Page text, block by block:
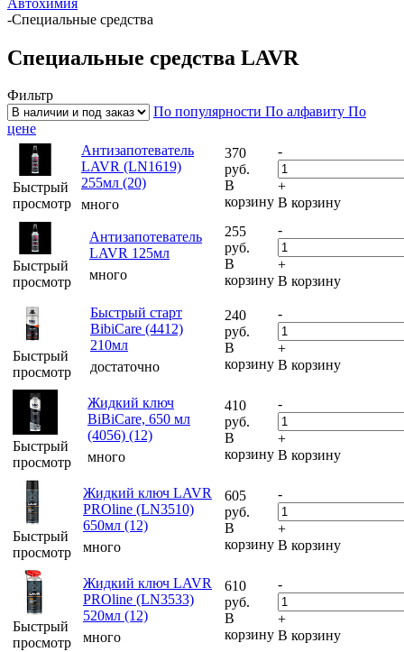
-Специальные средства
Специальные средства LAVR
Фильтр
По популярности По алфавиту По
цене
Быстрый
просмотр
Антизапотеватель
LAVR (LN1619)
255мл (20)
много
370
руб.
В
корзину
-
+
В корзину
Быстрый
просмотр
Антизапотеватель
LAVR 125мл
много
255
руб.
В
корзину
-
+
В корзину
Быстрый
просмотр
Быстрый старт
BibiCare (4412)
210мл
достаточно
240
руб.
В
корзину
-
+
В корзину
Быстрый
просмотр
Жидкий ключ
BiBiCare, 650 мл
(4056) (12)
много
410
руб.
В
корзину
-
+
В корзину
Быстрый
просмотр
Жидкий ключ LAVR
PROline (LN3510)
650мл (12)
много
605
руб.
В
корзину
-
+
В корзину
Быстрый
просмотр
Жидкий ключ LAVR
PROline (LN3533)
520мл (12)
много
610
руб.
В
корзину
-
+
В корзину